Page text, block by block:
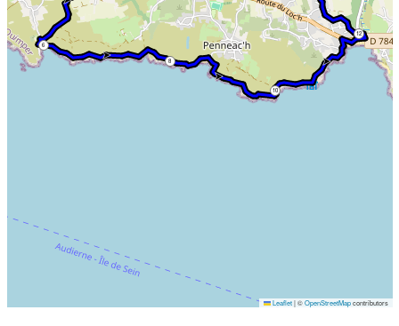
8
12
6
10
Leaflet |©OpenStreetMapcontributors